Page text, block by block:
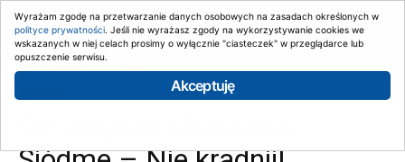
Strona główna
Wyrażam zgodę na przetwarzanie danych osobowych na zasadach określonych w
polityce prywatności. Jeśli nie wyrażasz zgody na wykorzystywanie cookies we
wskazanych w niej celach prosimy o wyłącznie "ciasteczek" w przeglądarce lub
opuszczenie serwisu.
Akceptuję